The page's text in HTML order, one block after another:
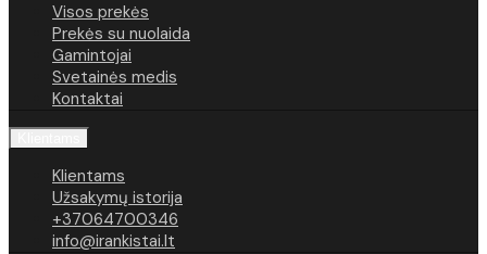
Visos prekės
Prekės su nuolaida
Gamintojai
Svetainės medis
Kontaktai
Klientams
Užsakymų istorija
+37064700346
info@irankistai.lt